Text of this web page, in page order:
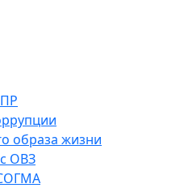
образа жизни
ОВЗ